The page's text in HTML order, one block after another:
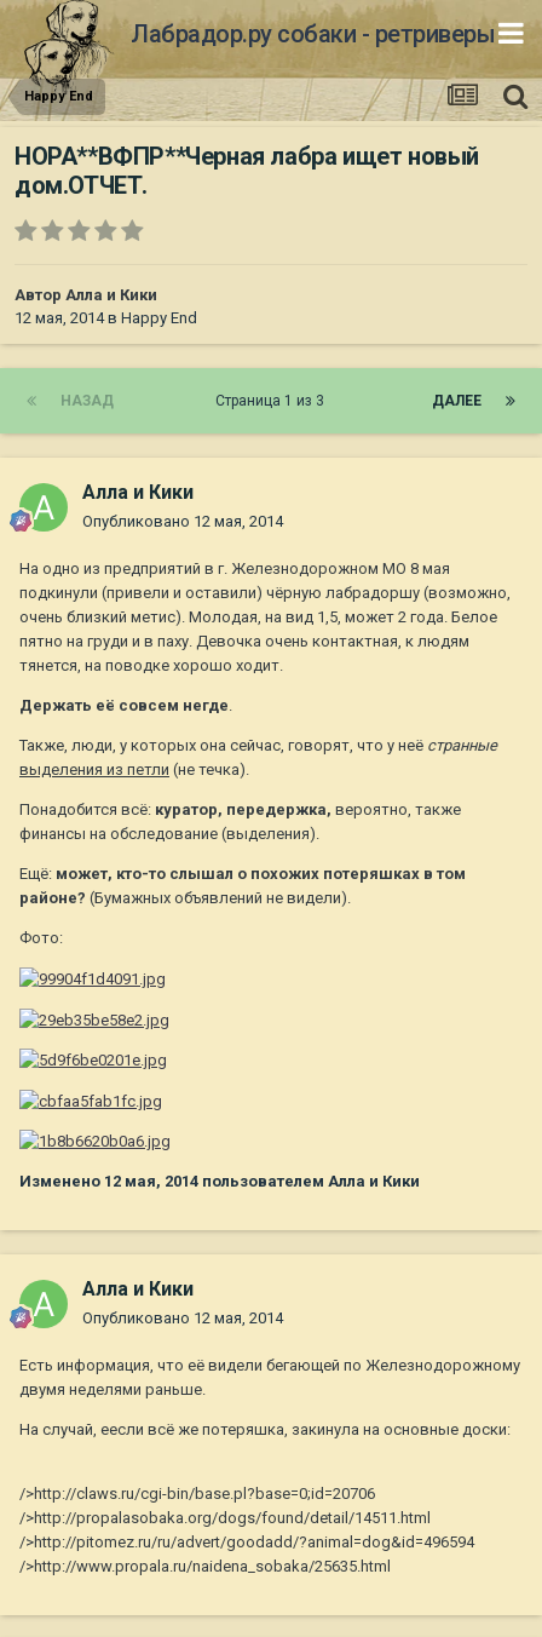
Лабрадор.ру собаки - ретриверы
Happy End
НОРА**ВФПР**Черная лабра ищет новый
дом.ОТЧЕТ.
Автор Алла и Кики
12 мая, 2014в Happy End
НАЗАД ДАЛЕЕ
Страница 1 из 3
Алла и Кики
Опубликовано 12 мая, 2014
На одно из предприятий в г. Железнодорожном МО 8 мая
подкинули (привели и оставили) чёрную лабрадоршу (возможно,
очень близкий метис). Молодая, на вид 1,5, может 2 года. Белое
пятно на груди и в паху. Девочка очень контактная, к людям
тянется, на поводке хорошо ходит.
Держать её совсем негде.
Также, люди, у которых она сейчас, говорят, что у неё странные
выделения из петли (не течка).
Понадобится всё: куратор, передержка, вероятно, также
финансы на обследование (выделения).
Ещё: может, кто-то слышал о похожих потеряшках в том
районе? (Бумажных объявлений не видели).
Фото:
Изменено 12 мая, 2014 пользователем Алла и Кики
Алла и Кики
Опубликовано 12 мая, 2014
Есть информация, что её видели бегающей по Железнодорожному
двумя неделями раньше.
На случай, еесли всё же потеряшка, закинула на основные доски:
/>http://claws.ru/cgi-bin/base.pl?base=0;id=20706
/>http://propalasobaka.org/dogs/found/detail/14511.html
/>http://pitomez.ru/ru/advert/goodadd/?animal=dog&id=496594
/>http://www.propala.ru/naidena_sobaka/25635.html